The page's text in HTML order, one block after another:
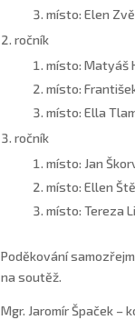
místo: Elen
ročník
místo: Matyáš
místo:
místo: Ella
ročník
místo: Jan
místo: Ellen
místo: Tereza
Poděkování
na soutěž.
Mgr. Jaromír Špaček –